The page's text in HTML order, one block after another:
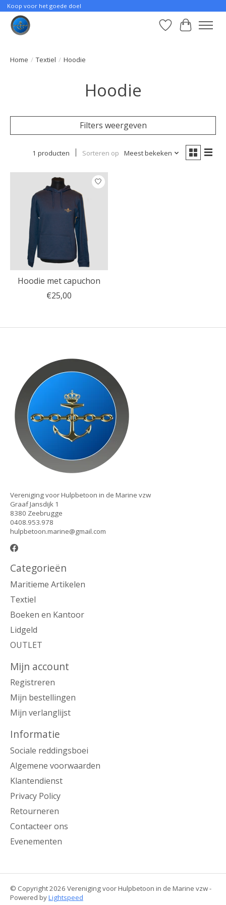
Koop voor het goede doel
Verlanglijst
Home / Textiel / Hoodie
Hoodie
Filters weergeven
1 producten Sorteren op Meest bekeken
Hoodie met capuchon
€25,00
Vereniging voor Hulpbetoon in de Marine vzw
Graaf Jansdijk 1
8380 Zeebrugge
0408.953.978
hulpbetoon.marine@gmail.com
Categorieën
Maritieme Artikelen
Textiel
Boeken en Kantoor
Lidgeld
OUTLET
Mijn account
Registreren
Mijn bestellingen
Mijn verlanglijst
Informatie
Sociale reddingsboei
Algemene voorwaarden
Klantendienst
Privacy Policy
Retourneren
Contacteer ons
Evenementen
© Copyright 2026 Vereniging voor Hulpbetoon in de Marine vzw -
Powered byLightspeed